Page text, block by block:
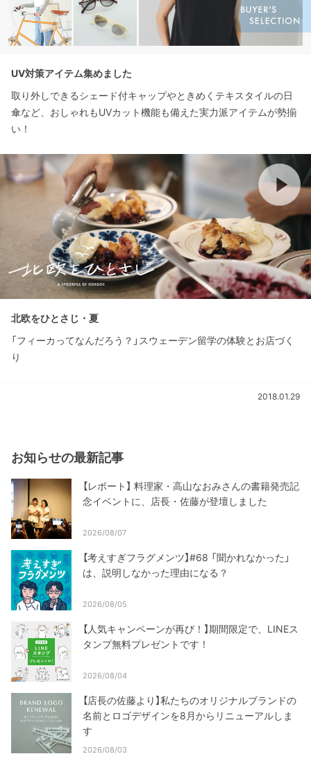
UV対策アイテム集めました
取り外しできるシェード付キャップやときめくテキスタイルの日
傘など、おしゃれもUVカット機能も備えた実力派アイテムが勢揃
い！
北欧をひとさじ・夏
「フィーカってなんだろう？」スウェーデン留学の体験とお店づく
り
2018.01.29
お知らせの最新記事
【レポート】 料理家・高山なおみさんの書籍発売記
念イベントに、店長・佐藤が登壇しました
2026/08/07
【考えすぎフラグメンツ】#68 「聞かれなかった」
は、説明しなかった理由になる？
2026/08/05
【人気キャンペーンが再び！】期間限定で、LINEス
タンプ無料プレゼントです！
2026/08/04
【店長の佐藤より】私たちのオリジナルブランドの
名前とロゴデザインを8月からリニューアルしま
す
2026/08/03